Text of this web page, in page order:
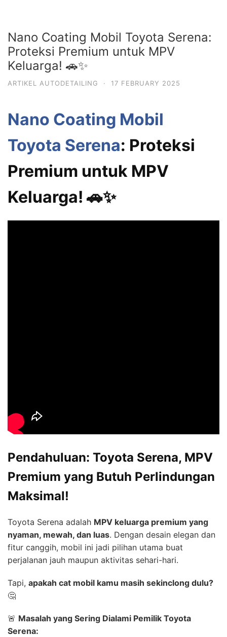
Nano Coating Mobil Toyota Serena:
Proteksi Premium untuk MPV
Keluarga! 🚗✨
ARTIKEL AUTODETAILING · 17 FEBRUARY 2025
Nano Coating Mobil
Toyota Serena: Proteksi
Premium untuk MPV
Keluarga! 🚗✨
Pendahuluan: Toyota Serena, MPV
Premium yang Butuh Perlindungan
Maksimal!
Toyota Serena adalah MPV keluarga premium yang
nyaman, mewah, dan luas. Dengan desain elegan dan
fitur canggih, mobil ini jadi pilihan utama buat
perjalanan jauh maupun aktivitas sehari-hari.
Tapi, apakah cat mobil kamu masih sekinclong dulu?
🤔
🚨 Masalah yang Sering Dialami Pemilik Toyota
Serena: